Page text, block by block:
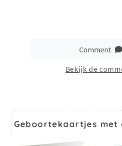
Comment
Bekijk de
Geboortekaartjes met